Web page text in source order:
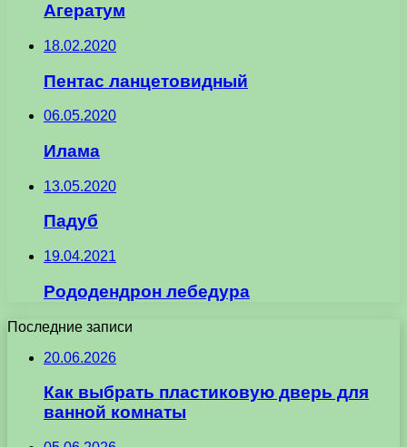
Агератум
18.02.2020
Пентас ланцетовидный
06.05.2020
Илама
13.05.2020
Падуб
19.04.2021
Рододендрон лебедура
Последние записи
20.06.2026
Как выбрать пластиковую дверь для
ванной комнаты